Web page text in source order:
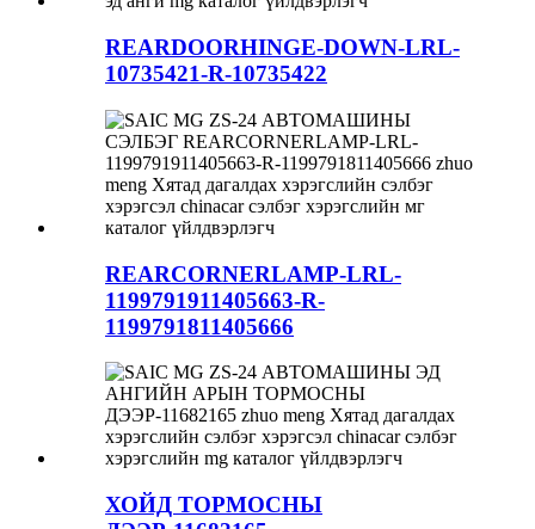
REARDOORHINGE-DOWN-LRL-
10735421-R-10735422
REARCORNERLAMP-LRL-
1199791911405663-R-
1199791811405666
ХОЙД ТОРМОСНЫ